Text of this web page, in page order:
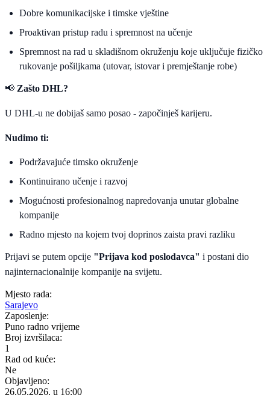
Dobre komunikacijske i timske vještine
Proaktivan pristup radu i spremnost na učenje
Spremnost na rad u skladišnom okruženju koje uključuje fizičko
rukovanje pošiljkama (utovar, istovar i premještanje robe)
📢 Zašto DHL?
U DHL-u ne dobijaš samo posao - započinješ karijeru.
Nudimo ti:
Podržavajuće timsko okruženje
Kontinuirano učenje i razvoj
Mogućnosti profesionalnog napredovanja unutar globalne
kompanije
Radno mjesto na kojem tvoj doprinos zaista pravi razliku
Prijavi se putem opcije "Prijava kod poslodavca" i postani dio
najinternacionalnije kompanije na svijetu.
Mjesto rada:
Sarajevo
Zaposlenje:
Puno radno vrijeme
Broj izvršilaca:
1
Rad od kuće:
Ne
Objavljeno:
26.05.2026. u 16:00